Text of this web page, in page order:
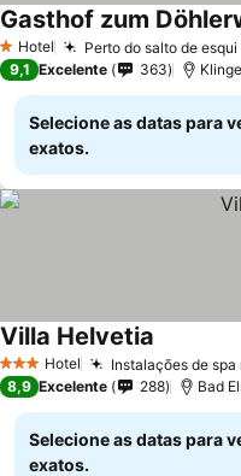
1 Estrelas
Hotel Perto do salto de
Gasthof zum
9,1 Excelente 363
Selecione as datas para
exatos.
3 EstrelasHotel Instalações de
Villa Helvetia
8,9 Excelente 288 Bad
Selecione as datas para
exatos.